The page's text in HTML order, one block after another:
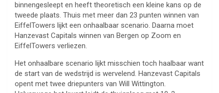
binnengesleept en heeft theoretisch een kleine kans op de
tweede plaats. Thuis met meer dan 23 punten winnen van
EiffelTowers lijkt een onhaalbaar scenario. Daarna moet
Hanzevast Capitals winnen van Bergen op Zoom en
EiffelTowers verliezen.
Het onhaalbare scenario lijkt misschien toch haalbaar want
de start van de wedstrijd is wervelend. Hanzevast Capitals
opent met twee driepunters van Will Wittington.